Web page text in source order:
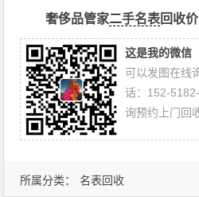
所属分类： 名表回收
奢侈品管家二手名表回收
这是我的微信
可以发图在线
话：152-
询预约上门回